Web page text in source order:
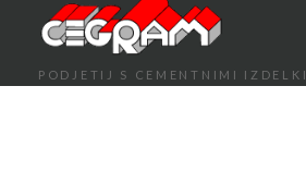
PODJETIJ S CEMENTNIMI IZDELKI